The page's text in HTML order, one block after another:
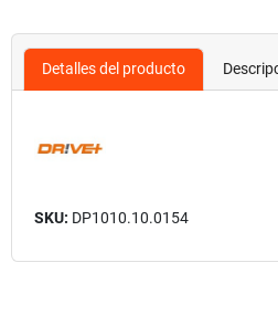
Detalles del producto
SKU: DP1010.10.0154